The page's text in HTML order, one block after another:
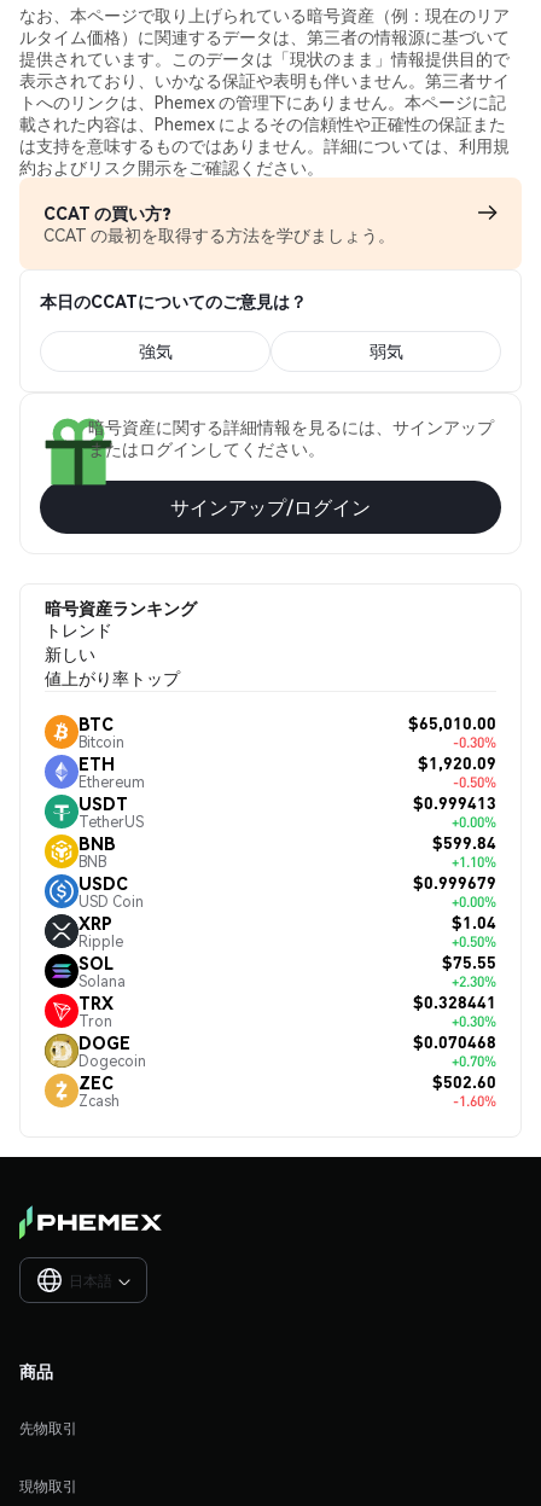
なお、本ページで取り上げられている暗号資産（例：現在のリア
ルタイム価格）に関連するデータは、第三者の情報源に基づいて
提供されています。このデータは「現状のまま」情報提供目的で
表示されており、いかなる保証や表明も伴いません。第三者サイ
トへのリンクは、Phemex の管理下にありません。本ページに記
載された内容は、Phemex によるその信頼性や正確性の保証また
は支持を意味するものではありません。詳細については、利用規
約およびリスク開示をご確認ください。
CCAT の買い方?
CCAT の最初を取得する方法を学びましょう。
本日のCCATについてのご意見は？
強気 弱気
暗号資産に関する詳細情報を見るには、サインアップ
またはログインしてください。
サインアップ/ログイン
暗号資産ランキング
トレンド
新しい
値上がり率トップ
BTC
Bitcoin
$65,010.00
-0.30%
ETH
Ethereum
$1,920.09
-0.50%
USDT
TetherUS
$0.999413
+0.00%
BNB
BNB
$599.84
+1.10%
USDC
USD Coin
$0.999679
+0.00%
XRP
Ripple
$1.04
+0.50%
SOL
Solana
$75.55
+2.30%
TRX
Tron
$0.328441
+0.30%
DOGE
Dogecoin
$0.070468
+0.70%
ZEC
Zcash
$502.60
-1.60%
日本語 
商品
先物取引
現物取引